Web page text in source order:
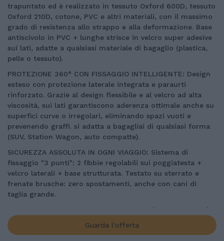
trapuntato ed è realizzato in tessuto Oxford 600D, tessuto
Oxford 210D, cotone, PVC e altri materiali, con il massimo
grado di resistenza allo strappo e alla deformazione. Base
antiscivolo in PVC + lunghe strisce in velcro super adesive
sui lati, adatte a qualsiasi materiale di bagaglio (plastica,
pelle o tessuto).
PROTEZIONE 360° CON FISSAGGIO INTELLIGENTE: Design
esteso con protezione laterale integrata e paraurti
rinforzato. Grazie al design flessibile e al velcro ad alta
viscosità, sui lati garantiscono aderenza ottimale anche su
superfici curve o irregolari, eliminando spazi vuoti e
prevenendo graffi. si adatta a bagagliai di qualsiasi forma
(SUV, Station Wagon, auto compatte).
SICUREZZA ASSOLUTA IN OGNI VIAGGIO: Sistema di
fissaggio "3 punti": 2 fibbie regolabili sui poggiatesta +
velcro laterali + base strutturata. Testato su sterrato e
frenate brusche: zero spostamenti, anche con cani di
taglia grande.
UNIVERSALE & MULTIFUNZIONALE: KYG telo auto per cani
(215x 110 cm) si adatta alla maggior parte dei veicoli
standard, come SUV, station wagon di medie e grandi
Guarda l'offerta